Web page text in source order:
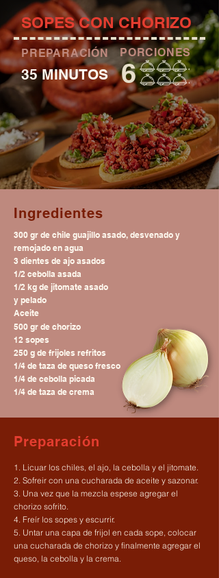
SOPES CON CHORIZO
35 MINUTOS 6
PORCIONES
PREPARACIÓN
Ingredientes
300 gr de chile guajillo asado, desvenado y
remojado en agua
3 dientes de ajo asados
1/2 cebolla asada
1/2 kg de jitomate asado
y pelado
Aceite
500 gr de chorizo
12 sopes
250 g de frijoles refritos
1/4 de taza de queso fresco
1/4 de cebolla picada
1/4 de taza de crema
Preparación
1. Licuar los chiles, el ajo, la cebolla y el jitomate.
2. Sofreir con una cucharada de aceite y sazonar.
3. Una vez que la mezcla espese agregar el
chorizo sofrito.
4. Freír los sopes y escurrir.
5. Untar una capa de frijol en cada sope, colocar
una cucharada de chorizo y finalmente agregar el
queso, la cebolla y la crema.